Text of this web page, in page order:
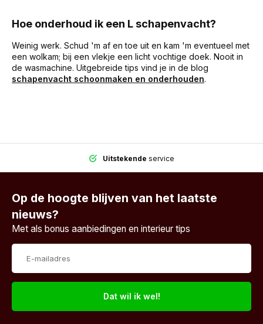
Hoe onderhoud ik een L schapenvacht?
Weinig werk. Schud 'm af en toe uit en kam 'm eventueel met
een wolkam; bij een vlekje een licht vochtige doek. Nooit in
de wasmachine. Uitgebreide tips vind je in de blog
schapenvacht schoonmaken en onderhouden.
Uitstekende service
Op de hoogte blijven van het laatste
nieuws?
Met als bonus aanbiedingen en interieur tips
Dat wil ik wel!